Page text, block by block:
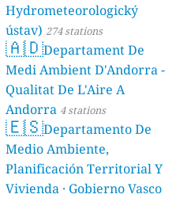
Hydrometeorologický
ústav) 274 stations
🇦🇩Departament De
Medi Ambient D'Andorra -
Qualitat De L'Aire A
Andorra 4 stations
🇪🇸Departamento De
Medio Ambiente,
Planificación Territorial Y
Vivienda · Gobierno Vasco